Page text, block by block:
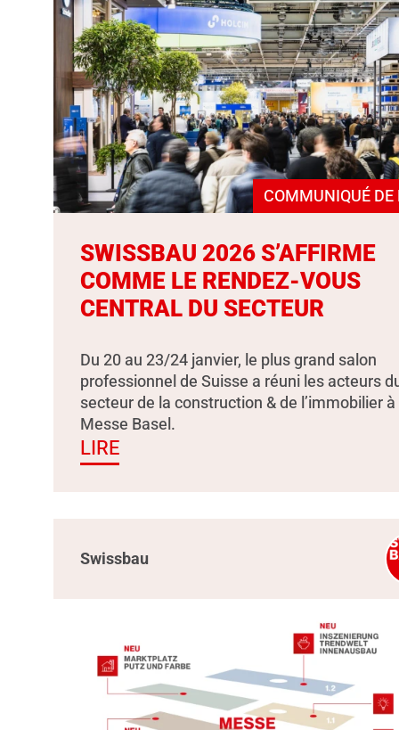
COMMUNIQUÉ DE
SWISSBAU 2026 S’AFFIRME
COMME LE RENDEZ-VOUS
CENTRAL DU SECTEUR
Du 20 au 23/24 janvier, le plus grand salon
professionnel de Suisse a réuni les acteurs
secteur de la construction & de l’immobilier à
Messe Basel.
LIRE
Swissbau